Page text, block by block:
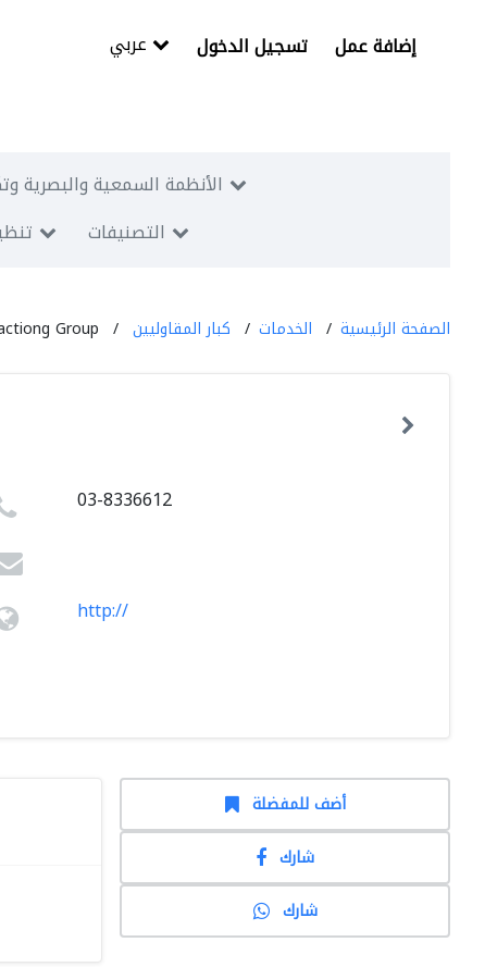
تسجيل الدخول إضافة عمل
الأنظمة السمعية والبصرية
التصنيفات
الصفحة الرئيسية الخدمات كبار المقاوليين Group
03-8336612
http://
أضف للمفضلة
شارك
شارك